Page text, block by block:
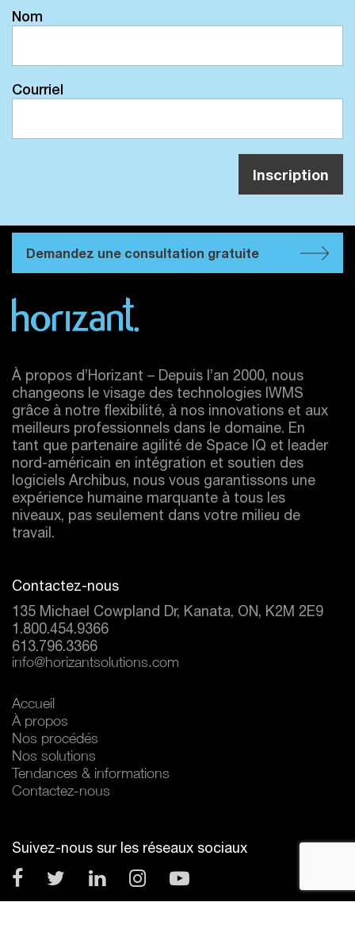
Nom
Courriel
Demandez une consultation gratuite
À propos d’Horizant – Depuis l’an 2000, nous
changeons le visage des technologies IWMS
grâce à notre flexibilité, à nos innovations et aux
meilleurs professionnels dans le domaine. En
tant que partenaire agilité de Space IQ et leader
nord-américain en intégration et soutien des
logiciels Archibus, nous vous garantissons une
expérience humaine marquante à tous les
niveaux, pas seulement dans votre milieu de
travail.
Contactez-nous
135 Michael Cowpland Dr, Kanata, ON, K2M 2E9
1.800.454.9366
613.796.3366
info@horizantsolutions.com
Accueil
À propos
Nos procédés
Nos solutions
Tendances & informations
Contactez-nous
Suivez-nous sur les réseaux sociaux